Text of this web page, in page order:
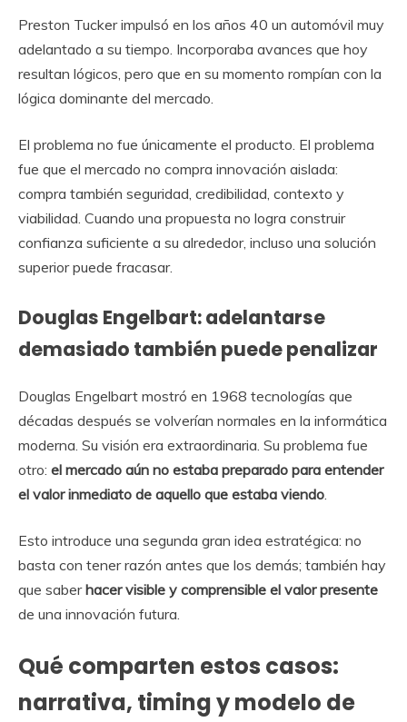
Preston Tucker impulsó en los años 40 un automóvil muy
adelantado a su tiempo. Incorporaba avances que hoy
resultan lógicos, pero que en su momento rompían con la
lógica dominante del mercado.
El problema no fue únicamente el producto. El problema
fue que el mercado no compra innovación aislada:
compra también seguridad, credibilidad, contexto y
viabilidad. Cuando una propuesta no logra construir
confianza suficiente a su alrededor, incluso una solución
superior puede fracasar.
Douglas Engelbart: adelantarse
demasiado también puede penalizar
Douglas Engelbart mostró en 1968 tecnologías que
décadas después se volverían normales en la informática
moderna. Su visión era extraordinaria. Su problema fue
otro: el mercado aún no estaba preparado para entender
el valor inmediato de aquello que estaba viendo
Esto introduce una segunda gran idea estratégica: no
basta con tener razón antes que los demás; también hay
que saberhacer visible y comprensible el valor presente
de una innovación futura.
Qué comparten estos casos:
narrativa, timing y modelo de